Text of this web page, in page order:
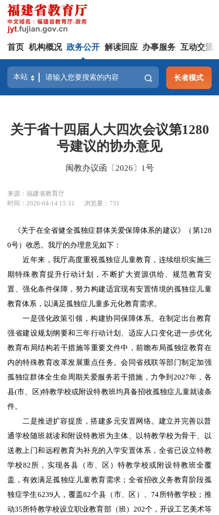
首页 机构概况 政务公开 解读回应 办事服务 互动交流
长者模式
关于省十四届人大四次会议第1280
号建议的协办意见
闽教办议函〔2026〕1号
来源：福建省教育厅
时间：2026-04-14 15:31
浏览量：731
《关于在全省健全孤独症群体关爱保障体系的建议》（第128
0号）收悉。我厅的办理意见如下：
近年来，我厅高度重视孤独症儿童教育，连续组织实施三
期特殊教育提升行动计划，不断扩大资源供给、规范教育安
置、强化条件保障，努力构建适宜现有安置情境的孤独症儿童
教育体系，以满足孤独症儿童多元化教育需求。
一是强化政策引领，构建协同保障体系。在制定出台教育
强省建设规划纲要和三年行动计划、适应人口变化进一步优化
教育布局结构若干措施等重要文件中，前瞻布局孤独症教育在
内的特殊教育改革发展重点任务。会同省残联等部门制定加强
孤独症群体全生命周期关爱服务若干措施，力争到2027年，各
县(市、区)特教学校或附设特教班均具备招收孤独症儿童就读条
件。
二是推进扩容提质，搭建多元安置网络。建立并完善以普
通学校随班就读和附设特教班为主体、以特教学校为骨干、以
送教上门和远程教育为补充的入学安置体系，全省已设立特教
学校82所，实现各县（市、区）特教学校或附设特教班全覆
盖，有效满足孤独症儿童教育需求；全省招收义务教育阶段孤
独症学生6239人，覆盖82个县（市、区）、74所特教学校；推
动35所特教学校设立职业教育部（班）202个，开设工艺美术等